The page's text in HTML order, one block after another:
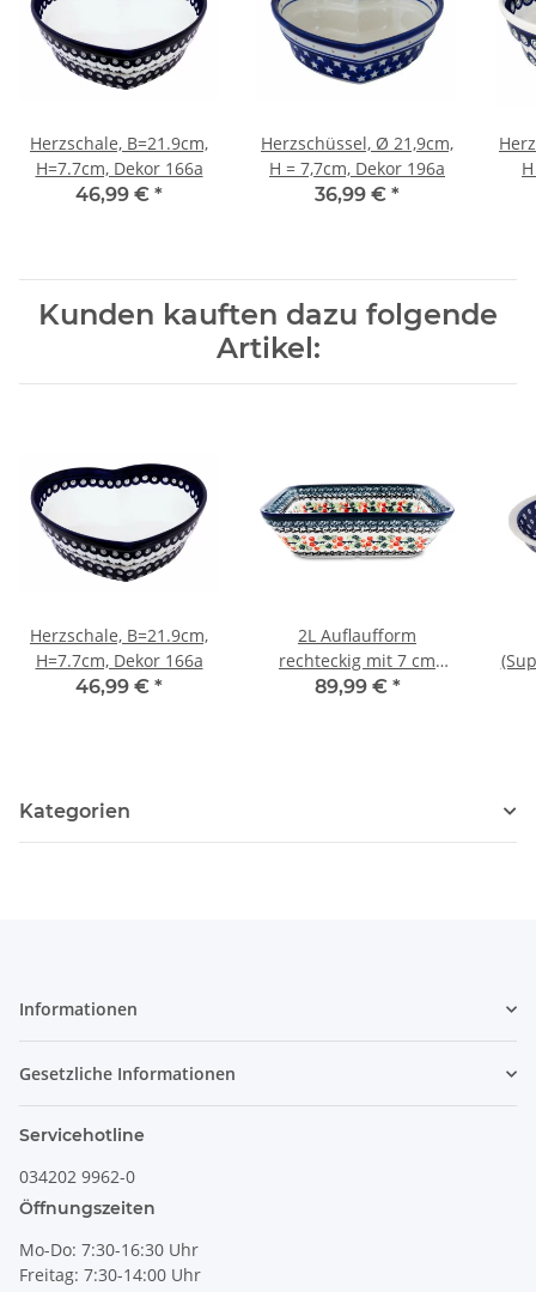
Herzschale, B=21.9cm,
H=7.7cm, Dekor 166a
46,99 € *
Herzschüssel, Ø 21,9cm,
H = 7,7cm, Dekor 196a
36,99 € *
Kunden kauften dazu folgende
Artikel:
Herzschale, B=21.9cm,
H=7.7cm, Dekor 166a
46,99 € *
2L Auflaufform
rechteckig mit 7 cm
Wandhöhe, 25 x 20,8 cm,
89,99 € *
Kategorien
Informationen
Gesetzliche Informationen
Servicehotline
034202 9962-0
Öffnungszeiten
Mo-Do: 7:30-16:30 Uhr
Freitag: 7:30-14:00 Uhr